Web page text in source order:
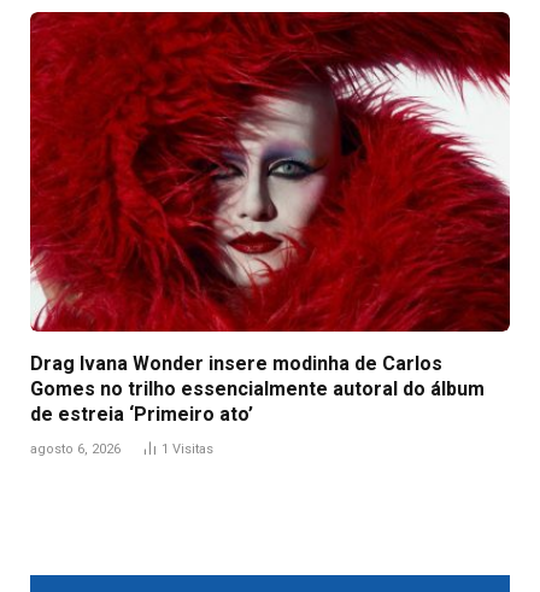
Drag Ivana Wonder insere modinha de Carlos
Gomes no trilho essencialmente autoral do álbum
de estreia ‘Primeiro ato’
agosto 6, 2026 1 Visitas